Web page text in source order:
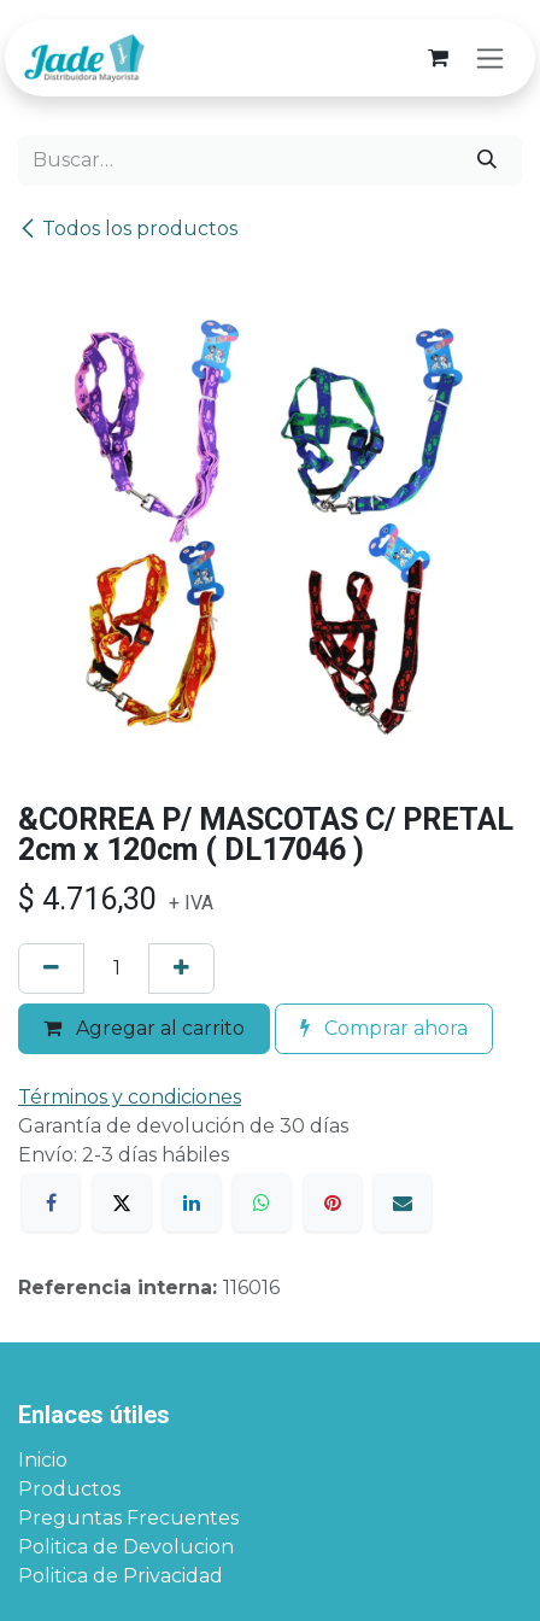
Todos los productos
&CORREA P/ MASCOTAS C/ PRETAL
2cm x 120cm ( DL17046 )
$ 4.716,30 + IVA
Agregar al carrito Comprar ahora
Términos y condiciones
Garantía de devolución de 30 días
Envío: 2-3 días hábiles
Referencia interna: 116016
Enlaces útiles
Inicio
Productos
Preguntas Frecuentes
Politica de Devolucion
Politica de Privacidad